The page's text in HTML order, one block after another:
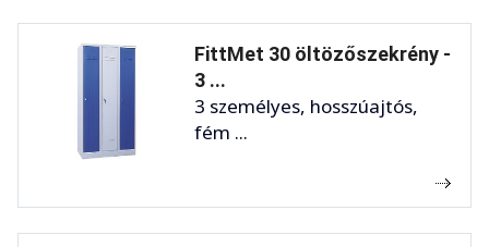
FittMet 30 öltözőszekrény -
3 ...
3 személyes, hosszúajtós,
fém ...